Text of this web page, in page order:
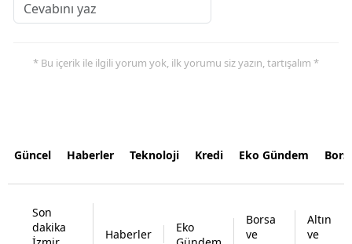
* Bu içerik ile ilgili yorum yok, ilk yorumu siz yazın, tartışalım *
Güncel Haberler Teknoloji Kredi Eko Gündem
Son
dakika
Haberler
Eko
Borsa
ve
Altın
ve